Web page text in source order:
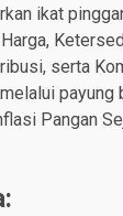
ikat
serta
payung
Pangan